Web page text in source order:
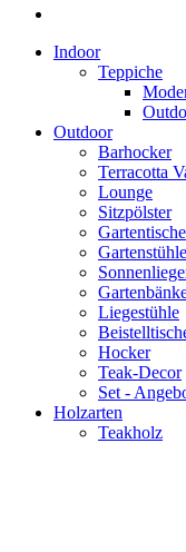
Indoor
Teppiche
Outdoor
Barhocker
Terracotta
Lounge
Sitzpölster
Gartentische
Gartenstühle
Liegestühle
Hocker
Teak-Decor
Set -
Holzarten
Teakholz